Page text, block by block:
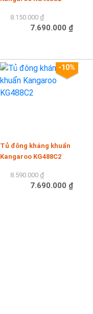
8.150.000 ₫
7.690.000 ₫
-10%
Tủ đông kháng khuẩn
Kangaroo KG488C2
8.590.000 ₫
7.690.000 ₫